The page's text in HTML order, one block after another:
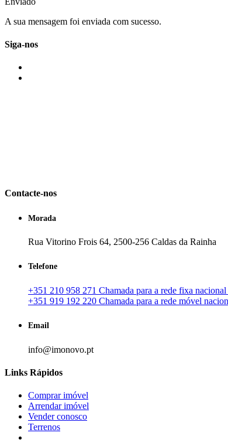
A sua mensagem foi enviada com sucesso.
Siga-nos
Contacte-nos
Morada
Rua Vitorino Frois 64, 2500-256 Caldas da Rainha
Telefone
+351 210 958 271 Chamada para a rede fixa
+351 919 192 220 Chamada para a rede móvel
Email
info@imonovo.pt
Links Rápidos
Comprar imóvel
Arrendar imóvel
Vender conosco
Terrenos